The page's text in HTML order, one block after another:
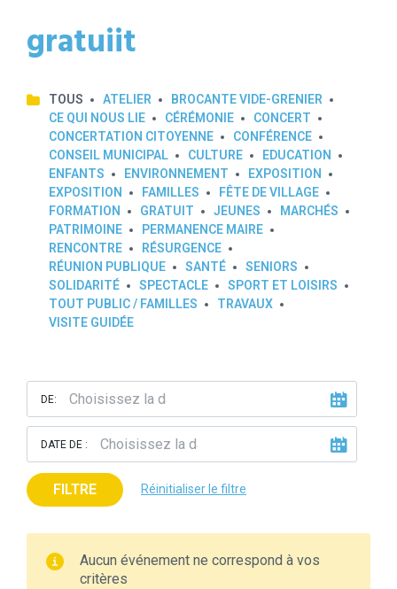
gratuiit
TOUS ATELIER
BROCANTE VIDE-GRENIER
CE QUI NOUS LIE
CÉRÉMONIE
CONCERT
CONCERTATION CITOYENNE
CONFÉRENCE
CONSEIL MUNICIPAL
CULTURE
EDUCATION
ENFANTS
ENVIRONNEMENT
EXPOSITION
EXPOSITION
FAMILLES
FÊTE DE VILLAGE
FORMATION
GRATUIT JEUNES
MARCHÉS
PATRIMOINE
PERMANENCE MAIRE
RENCONTRE
RÉSURGENCE
RÉUNION PUBLIQUE
SANTÉ
SENIORS
SOLIDARITÉ
SPECTACLE
SPORT ET LOISIRS
TOUT PUBLIC / FAMILLES
TRAVAUX
VISITE GUIDÉE
DE:
DATE DE :
FILTRE Réinitialiser le filtre
Aucun événement ne correspond à vos
critères